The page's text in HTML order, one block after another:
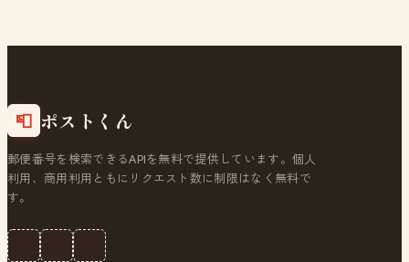
📮 ポストくん
郵便番号を検索できるAPIを無料で提供しています。個人
利用、商用利用ともにリクエスト数に制限はなく無料で
す。